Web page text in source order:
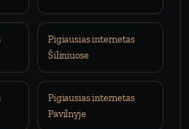
Pigiausias internetas
Šiliniuose
Pigiausias internetas
Pavilnyje